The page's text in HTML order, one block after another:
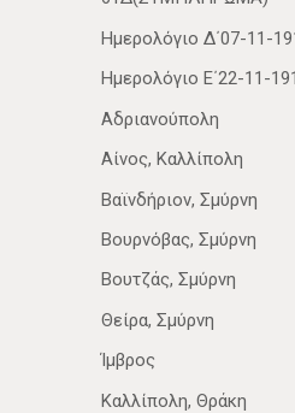
Ημερολόγιο Δ΄07-11-
Ημερολόγιο Ε΄22-11-
Αδριανούπολη
Αίνος, Καλλίπολη
Βαϊνδήριον, Σμύρνη
Βουρνόβας, Σμύρνη
Βουτζάς, Σμύρνη
Θείρα, Σμύρνη
Ίμβρος
Καλλίπολη, Θράκη